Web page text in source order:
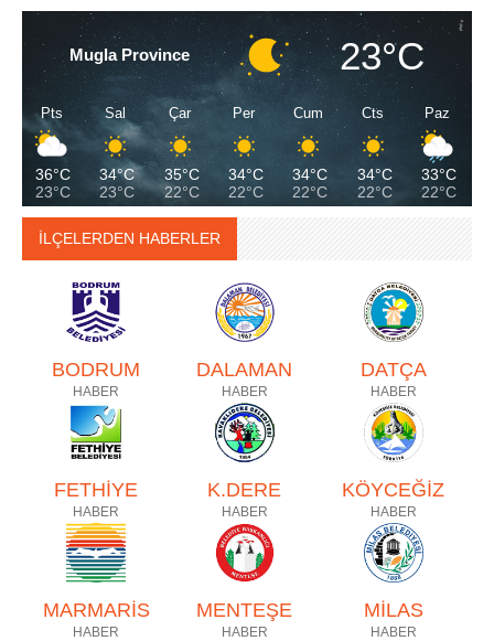
Mugla Province 23°C
Pts
36°C
23°C
Sal
34°C
23°C
Çar
35°C
22°C
Per
34°C
22°C
Cum
34°C
22°C
Cts
34°C
22°C
Paz
33°C
22°C
İLÇELERDEN HABERLER
BODRUM
HABER
DALAMAN
HABER
DATÇA
HABER
FETHİYE
HABER
K.DERE
HABER
KÖYCEĞİZ
HABER
MARMARİS
HABER
MENTEŞE
HABER
MİLAS
HABER